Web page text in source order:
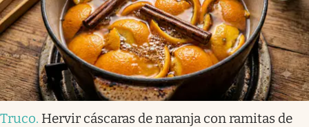
Truco. Hervir cáscaras de naranja con ramitas de